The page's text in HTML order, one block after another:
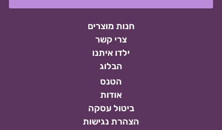
חנות מוצרים
צרי קשר
ילדו איתנו
הבלוג
הטנס
אודות
ביטול עסקה
הצהרת נגישות